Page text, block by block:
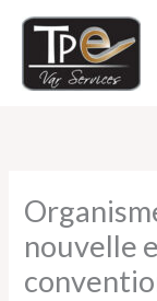
contenu
nouvelle